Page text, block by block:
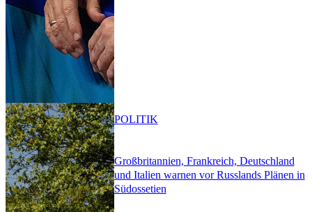
Großbritannien, Frankreich, Deutschland
und Italien warnen vor Russlands Plänen in
Südossetien
POLITIK